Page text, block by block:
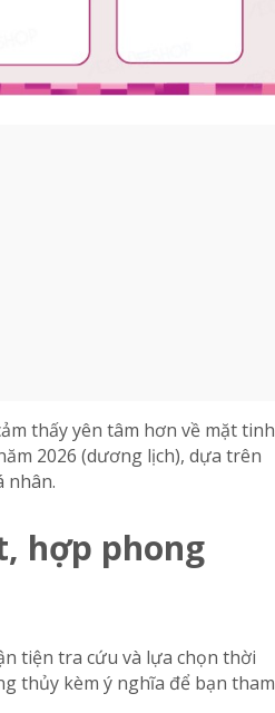
thấy yên tâm hơn về mặt tinh
2026 (dương lịch), dựa trên
nhân.
hợp phong
tiện tra cứu và lựa chọn thời
thủy kèm ý nghĩa để bạn tham